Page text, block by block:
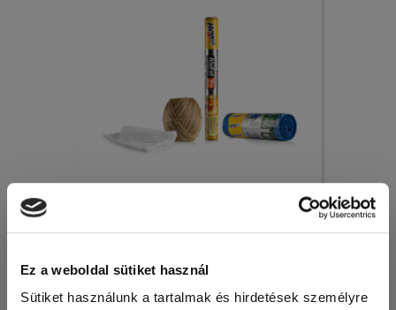
Ez a weboldal sütiket használ
Sütiket használunk a tartalmak és hirdetések személyre
Egyéb laboratóriumi kellékek